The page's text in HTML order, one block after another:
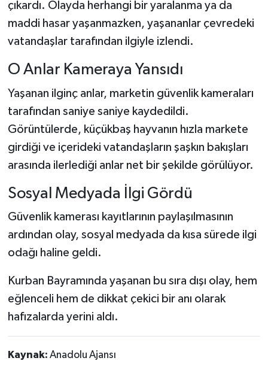
çıkardı. Olayda herhangi bir yaralanma ya da
maddi hasar yaşanmazken, yaşananlar çevredeki
vatandaşlar tarafından ilgiyle izlendi.
O Anlar Kameraya Yansıdı
Yaşanan ilginç anlar, marketin güvenlik kameraları
tarafından saniye saniye kaydedildi.
Görüntülerde, küçükbaş hayvanın hızla markete
girdiği ve içerideki vatandaşların şaşkın bakışları
arasında ilerlediği anlar net bir şekilde görülüyor.
Sosyal Medyada İlgi Gördü
Güvenlik kamerası kayıtlarının paylaşılmasının
ardından olay, sosyal medyada da kısa sürede ilgi
odağı haline geldi.
Kurban Bayramında yaşanan bu sıra dışı olay, hem
eğlenceli hem de dikkat çekici bir anı olarak
hafızalarda yerini aldı.
Kaynak: Anadolu Ajansı